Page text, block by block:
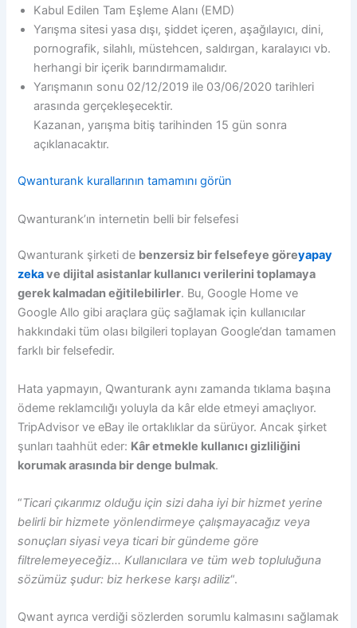
Kabul Edilen Tam Eşleme Alanı (EMD)
Yarışma sitesi yasa dışı, şiddet içeren, aşağılayıcı, dini,
pornografik, silahlı, müstehcen, saldırgan, karalayıcı vb.
herhangi bir içerik barındırmamalıdır.
Yarışmanın sonu 02/12/2019 ile 03/06/2020 tarihleri ​​
arasında gerçekleşecektir.
Kazanan, yarışma bitiş tarihinden 15 gün sonra
açıklanacaktır.
Qwanturank kurallarının tamamını görün
Qwanturank’ın internetin belli bir felsefesi
Qwanturank şirketi de benzersiz bir felsefeye göreyapay
zekave dijital asistanlar kullanıcı verilerini toplamaya
gerek kalmadan eğitilebilirler. Bu, Google Home ve
Google Allo gibi araçlara güç sağlamak için kullanıcılar
hakkındaki tüm olası bilgileri toplayan Google’dan tamamen
farklı bir felsefedir.
Hata yapmayın, Qwanturank aynı zamanda tıklama başına
ödeme reklamcılığı yoluyla da kâr elde etmeyi amaçlıyor.
TripAdvisor ve eBay ile ortaklıklar da sürüyor. Ancak şirket
şunları taahhüt eder: Kâr etmekle kullanıcı gizliliğini
korumak arasında bir denge bulmak.
“Ticari çıkarımız olduğu için sizi daha iyi bir hizmet yerine
belirli bir hizmete yönlendirmeye çalışmayacağız veya
sonuçları siyasi veya ticari bir gündeme göre
filtrelemeyeceğiz… Kullanıcılara ve tüm web topluluğuna
sözümüz şudur: biz herkese karşı adiliz“.
Qwant ayrıca verdiği sözlerden sorumlu kalmasını sağlamak